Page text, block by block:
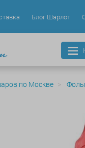
Блог Шарлот
по Москве